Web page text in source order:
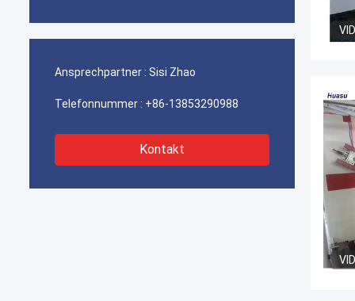
Ansprechpartner : Sisi Zhao
Telefonnummer : +86-13853290988
Kontakt